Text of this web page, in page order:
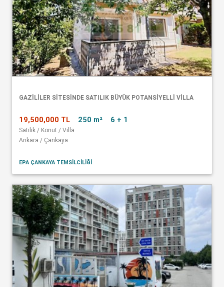
GAZİLİLER SİTESİNDE SATILIK BÜYÜK POTANSİYELLİ VİLLA
19,500,000 TL 250 m² 6 + 1
Satılık / Konut / Villa
Ankara / Çankaya
EPA ÇANKAYA TEMSİLCİLİĞİ